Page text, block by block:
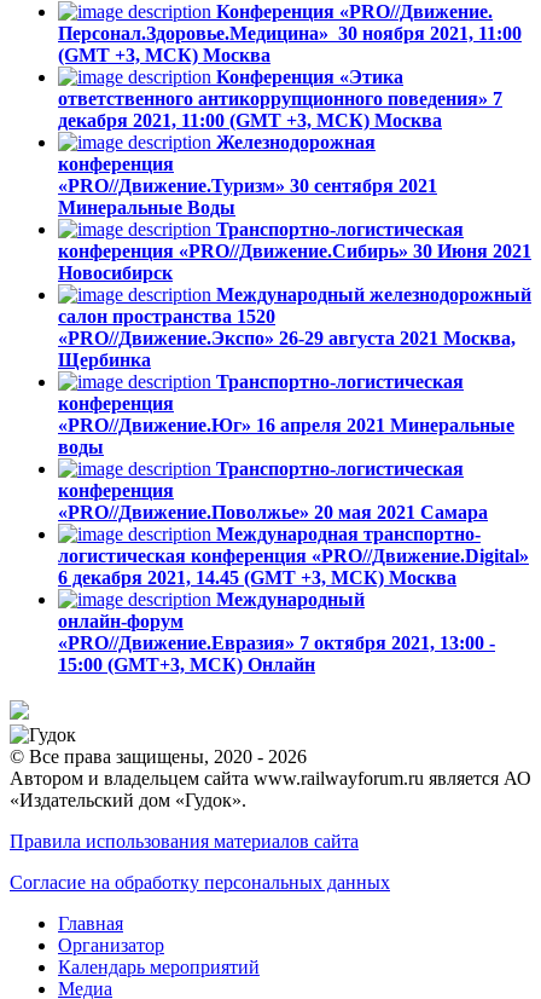
Конференция «PRO//Движение.
Персонал.Здоровье.Медицина» 30 ноября 2021, 11:00
(GMT +3, МСК) Москва
Конференция «Этика
ответственного антикоррупционного поведения» 7
декабря 2021, 11:00 (GMT +3, МСК) Москва
Железнодорожная
конференция
«PRO//Движение.Туризм» 30 сентября 2021
Минеральные Воды
Транспортно-логистическая
конференция «PRO//Движение.Сибирь» 30 Июня 2021
Новосибирск
Международный железнодорожный
салон пространства 1520
«PRO//Движение.Экспо» 26-29 августа 2021 Москва,
Щербинка
Транспортно-логистическая
конференция
«PRO//Движение.Юг» 16 апреля 2021 Минеральные
воды
Транспортно-логистическая
конференция
«PRO//Движение.Поволжье» 20 мая 2021 Самара
Международная транспортно-
логистическая конференция «PRO//Движение.Digital»
6 декабря 2021, 14.45 (GMT +3, МСК) Москва
Международный
онлайн-форум
«PRO//Движение.Евразия» 7 октября 2021, 13:00 -
15:00 (GMT+3, МСК) Онлайн
© Все права защищены, 2020 - 2026
Автором и владельцем сайта www.railwayforum.ru является АО
«Издательский дом «Гудок».
Правила использования материалов сайта
Согласие на обработку персональных данных
Главная
Организатор
Календарь мероприятий
Медиа